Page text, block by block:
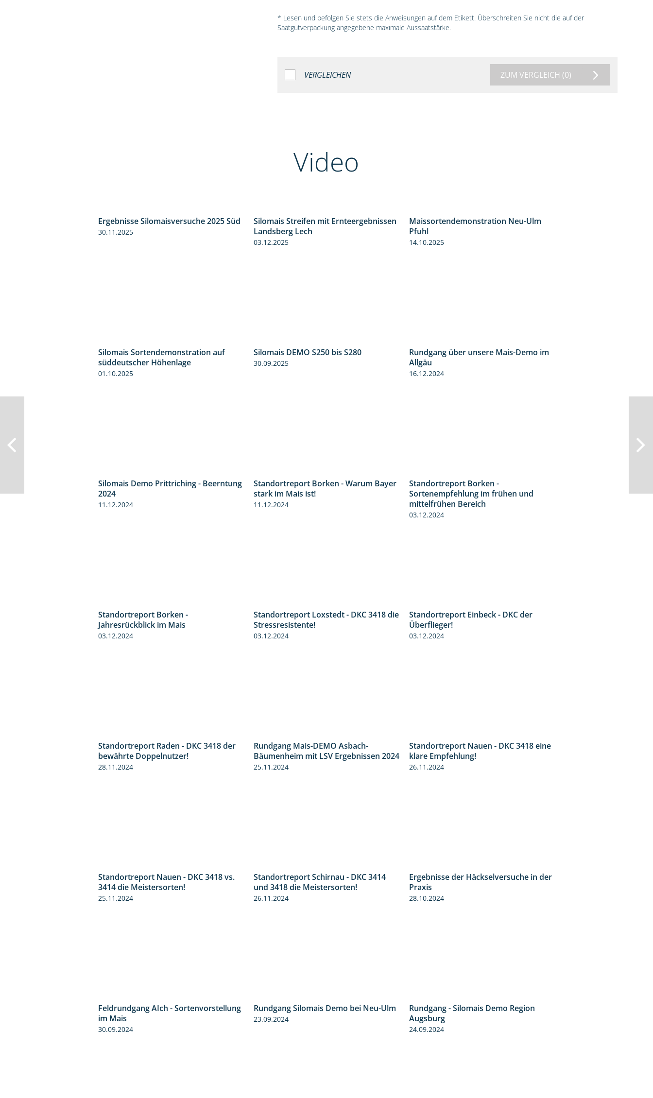
* Lesen und befolgen Sie stets die Anweisungen auf dem Etikett. Überschreiten Sie nicht die auf der
Saatgutverpackung angegebene maximale Aussaatstärke.
VERGLEICHEN ZUM VERGLEICH (0)
Video
Ergebnisse Silomaisversuche 2025 Süd
30.11.2025
Silomais Streifen mit Ernteergebnissen
Landsberg Lech
03.12.2025
Maissortendemonstration Neu-Ulm
Pfuhl
14.10.2025
Silomais Sortendemonstration auf
süddeutscher Höhenlage
01.10.2025
Silomais DEMO S250 bis S280
30.09.2025
Rundgang über unsere Mais-Demo im
Allgäu
16.12.2024
Silomais Demo Prittriching - Beerntung
2024
11.12.2024
2:23
Standortreport Borken - Warum Bayer
stark im Mais ist!
11.12.2024
7:53
Standortreport Borken -
Sortenempfehlung im frühen und
mittelfrühen Bereich
03.12.2024
Standortreport Borken -
Jahresrückblick im Mais
03.12.2024
Standortreport Loxstedt - DKC 3418 die
Stressresistente!
03.12.2024
Standortreport Einbeck - DKC der
Überflieger!
03.12.2024
Standortreport Raden - DKC 3418 der
bewährte Doppelnutzer!
28.11.2024
8:38
Rundgang Mais-DEMO Asbach-
Bäumenheim mit LSV Ergebnissen 2024
25.11.2024
Standortreport Nauen - DKC 3418 eine
klare Empfehlung!
26.11.2024
Standortreport Nauen - DKC 3418 vs.
3414 die Meistersorten!
25.11.2024
Standortreport Schirnau - DKC 3414
und 3418 die Meistersorten!
26.11.2024
Ergebnisse der Häckselversuche in der
Praxis
28.10.2024
Feldrundgang AIch - Sortenvorstellung
im Mais
30.09.2024
Rundgang Silomais Demo bei Neu-Ulm
23.09.2024
Rundgang - Silomais Demo Region
Augsburg
24.09.2024